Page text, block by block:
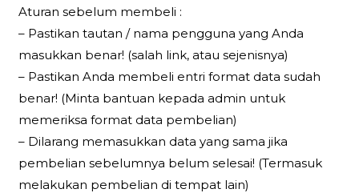
Aturan sebelum membeli :
– Pastikan tautan / nama pengguna yang Anda
masukkan benar! (salah link, atau sejenisnya)
– Pastikan Anda membeli entri format data sudah
benar! (Minta bantuan kepada admin untuk
memeriksa format data pembelian)
– Dilarang memasukkan data yang sama jika
pembelian sebelumnya belum selesai! (Termasuk
melakukan pembelian di tempat lain)